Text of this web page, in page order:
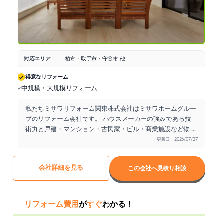
対応エリア 柏市・取手市・守谷市 他
得意なリフォーム
中規模・大規模リフォーム
私たちミサワリフォーム関東株式会社はミサワホームグルー
プのリフォーム会社です。 ハウスメーカーの強みである技
術力と戸建・マンション・古民家・ビル・商業施設など物 ...
更新日：2026/07/27
会社詳細を見る この会社へ見積り相談
リフォーム費用がすぐわかる！